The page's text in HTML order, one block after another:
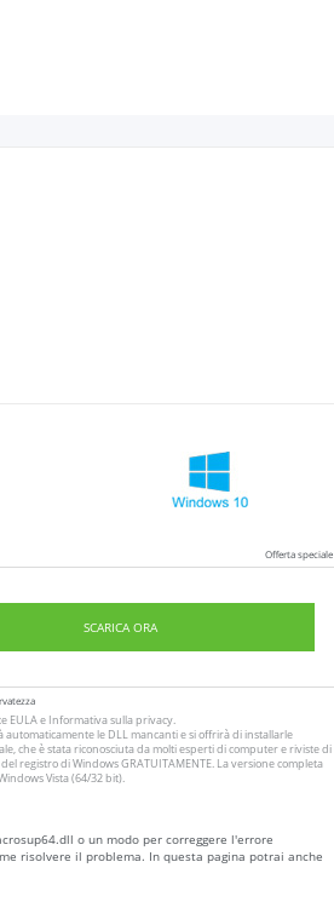
Offerta speciale
SCARICA ORA
EULAe Informativa sulla privacy.
le DLL mancanti e si offrirà di installarle
che è stata riconosciuta da molti esperti di computer e riviste di
registro di Windows GRATUITAMENTE. La versione completa
Vista (64/32 bit).
o un modo per correggere l'errore
risolvere il problema. In questa pagina potrai anche